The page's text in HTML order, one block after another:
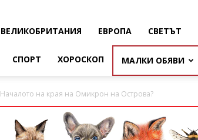
ВЕЛИКОБРИТАНИЯ ЕВРОПА СВЕТЪТ
СПОРТ ХОРОСКОП МАЛКИ ОБЯВИ
Началото на края на Омикрон на Острова?